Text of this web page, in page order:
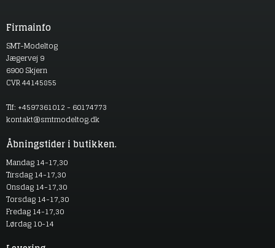
Firmainfo
SMT-Modeltog
Jægervej 9
6900 Skjern
CVR 44145855
Tlf: +4597361012 - 60174773
kontakt@smtmodeltog.dk
Åbningstider i butikken.
Mandag 14-17,30
Tirsdag 14-17,30
Onsdag 14-17,30
Torsdag 14-17,30
Fredag 14-17,30
Lørdag 10-14